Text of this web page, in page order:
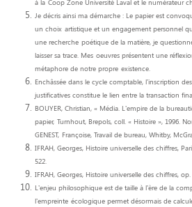
à la Coop Zone Université Laval et le numérateur
Je décris ainsi ma démarche : Le papier est
un choix artistique et un engagement personnel
une recherche poétique de la matière, je
laisser sa trace. Mes oeuvres présentent une
métaphore de notre propre existence.
Enchâssée dans le cycle comptable, l’inscription
justificatives constitue le lien entre la transaction
BOUYER, Christian, « Média. L’empire de la
papier, Turnhout, Brepols, coll. « Histoire », 1996.
GENEST, Françoise, Travail de bureau, Whitby,
IFRAH, Georges, Histoire universelle des chiffres,
522.
IFRAH, Georges, Histoire universelle des chiffres,
L’enjeu philosophique est de taille à l’ère de la
l’empreinte écologique permet désormais de